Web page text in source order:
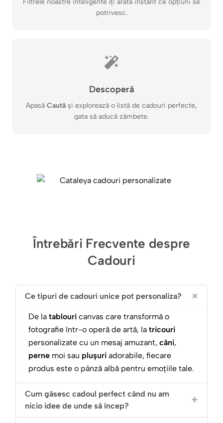
Filtrele noastre inteligente îți arată instant ce opțiuni se
potrivesc.
Descoperă
Apasă Caută și explorează o listă de cadouri perfecte,
gata să aducă zâmbete.
Întrebări Frecvente despre
Cadouri
Ce tipuri de cadouri unice pot personaliza?
De la tablouri canvas care transformă o
fotografie într-o operă de artă, la tricouri
personalizate cu un mesaj amuzant, căni,
perne moi sau plușuri adorabile, fiecare
produs este o pânză albă pentru emoțiile tale.
Cum găsesc cadoul perfect când nu am
nicio idee de unde să încep?